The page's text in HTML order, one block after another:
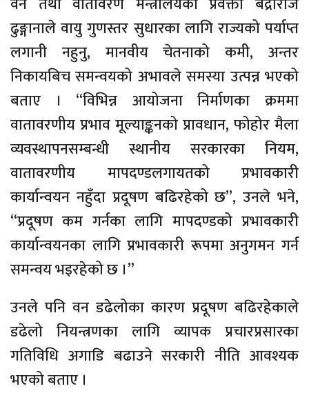
ढुङ्गानाले वायु गुणस्तर सुधारका लागि राज्यको पर्याप्त
लगानी नहुनु, मानवीय चेतनाको कमी, अन्तर
निकायबिच समन्वयको अभावले समस्या उत्पन्न भएको
बताए । “विभिन्न आयोजना निर्माणका क्रममा
वातावरणीय प्रभाव मूल्याङ्कनको प्रावधान, फोहोर मैला
व्यवस्थापनसम्बन्धी स्थानीय सरकारका नियम,
वातावरणीय मापदण्डलगायतको प्रभावकारी
कार्यान्वयन नहुँदा प्रदूषण बढिरहेको छ”, उनले भने,
“प्रदूषण कम गर्नका लागि मापदण्डको प्रभावकारी
कार्यान्वयनका लागि प्रभावकारी रूपमा अनुगमन गर्न
समन्वय भइरहेको छ ।”
उनले पनि वन डढेलोका कारण प्रदूषण बढिरहेकाले
डढेलो नियन्त्रणका लागि व्यापक प्रचारप्रसारका
गतिविधि अगाडि बढाउने सरकारी नीति आवश्यक
भएको बताए ।